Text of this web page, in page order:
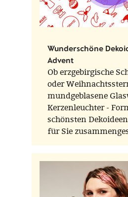
Wunderschöne
Advent
Ob erzgebirgische
oder
mundgeblasene
Kerzenleuchter -
schönsten
für Sie